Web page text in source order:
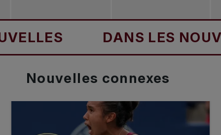
DANS LES
Nouvelles connexes